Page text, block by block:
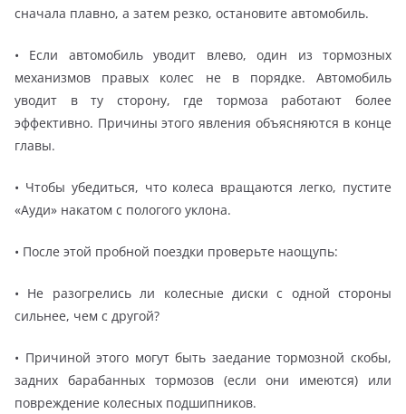
сначала плавно, а затем резко, остановите автомобиль.
• Если автомобиль уводит влево, один из тормозных
механизмов правых колес не в порядке. Автомобиль
уводит в ту сторону, где тормоза работают более
эффективно. Причины этого явления объясняются в конце
главы.
• Чтобы убедиться, что колеса вращаются легко, пустите
«Ауди» накатом с пологого уклона.
• После этой пробной поездки проверьте наощупь:
• Не разогрелись ли колесные диски с одной стороны
сильнее, чем с другой?
• Причиной этого могут быть заедание тормозной скобы,
задних барабанных тормозов (если они имеются) или
повреждение колесных подшипников.